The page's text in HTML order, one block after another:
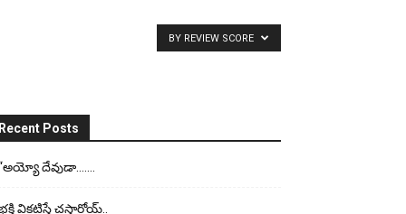
BY REVIEW SCORE
Recent Posts
దేవుడా…….
విక‌టిస్తే చ‌స్తార్రోయ్‌..